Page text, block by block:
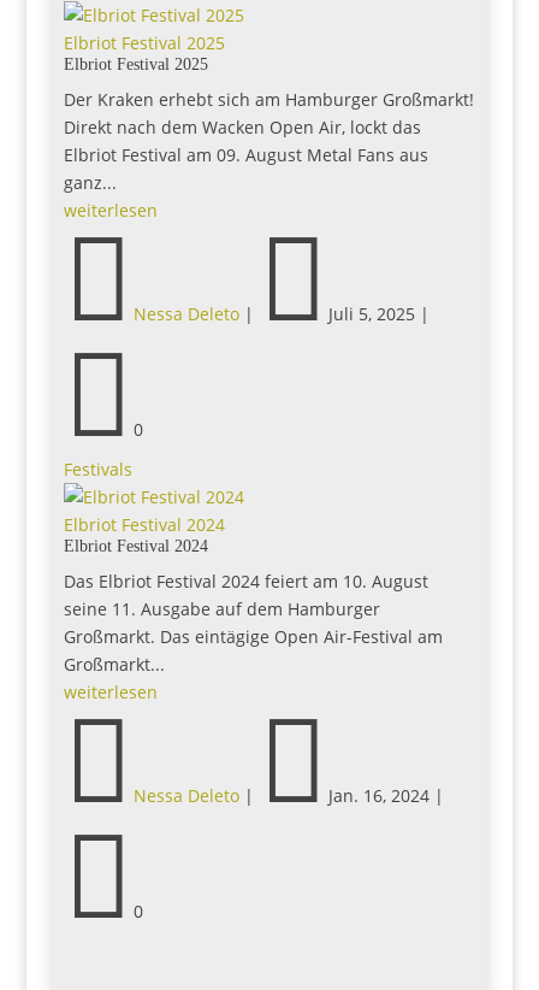
Elbriot Festival 2025
Elbriot Festival 2025
Der Kraken erhebt sich am Hamburger Großmarkt!
Direkt nach dem Wacken Open Air, lockt das
Elbriot Festival am 09. August Metal Fans aus
ganz...
weiterlesen
 Nessa Deleto|  Juli 5, 2025 |
 0
Festivals
Elbriot Festival 2024
Elbriot Festival 2024
Das Elbriot Festival 2024 feiert am 10. August
seine 11. Ausgabe auf dem Hamburger
Großmarkt. Das eintägige Open Air-Festival am
Großmarkt...
weiterlesen
 Nessa Deleto|  Jan. 16, 2024|
 0